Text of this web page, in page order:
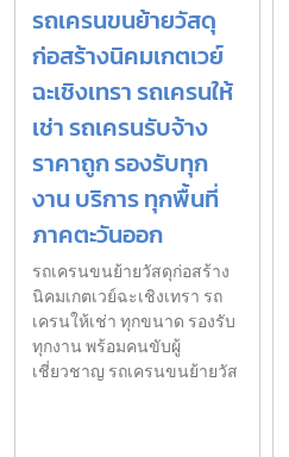
รถเครนขนย้ายวัสดุ
ก่อสร้างนิคมเกตเวย์
ฉะเชิงเทรา รถเครนให้
เช่า รถเครนรับจ้าง
ราคาถูก รองรับทุก
งาน บริการ ทุกพื้นที่
ภาคตะวันออก
รถเครนขนย้ายวัสดุก่อสร้าง
นิคมเกตเวย์ฉะเชิงเทรา รถ
เครนให้เช่า ทุกขนาด รองรับ
ทุกงาน พร้อมคนขับผู้
เชี่ยวชาญ รถเครนขนย้ายวัส